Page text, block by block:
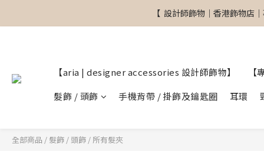
【  設計師飾物｜香港飾物
【  設計師飾物｜香港飾物
【  設計師飾物｜香港飾物店
【aria | designer accessories 設計師飾物】
髮飾 / 頭飾
手機背帶 / 掛飾及鑰匙圈 耳環
全部商品 / 髮飾 / 頭飾 / 所有髮夾